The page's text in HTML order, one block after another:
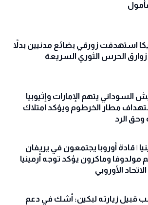
استهدفت زورقي بضائع مدنيين بدلاً
الحرس الثوري السريعة
السوداني يتهم الإمارات وإثيوبيا
مطار الخرطوم ويؤكد امتلاك
وحق الرد
| قادة أوروبا يجتمعون في يريفان
مولدوفا وماكرون يؤكد توجه أرمينيا
الأوروبي
قبيل زيارته لبكين: أشك في دعم